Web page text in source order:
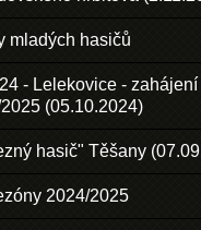
mladých hasičů
- Lelekovice -
(05.10.2024)
hasič" Těšany
2024/2025